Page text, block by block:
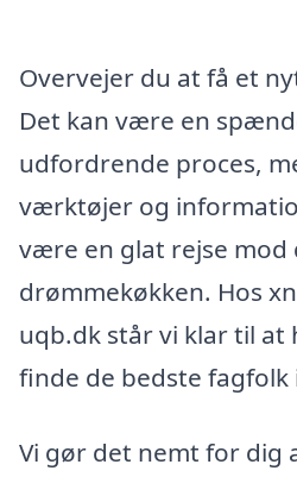
Overvejer du at få et
Det kan være en
udfordrende proces,
værktøjer og
være en glat rejse mod
drømmekøkken. Hos
uqb.dk står vi klar til
finde de bedste
Vi gør det nemt for dig